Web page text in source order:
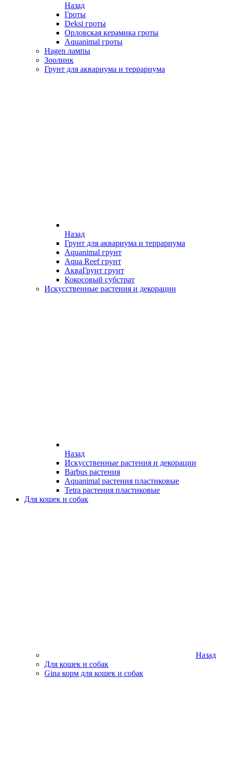
Назад
Гроты
Deksi гроты
Орловская керамика гроты
Aquanimal гроты
Hagen лампы
Зоолинк
Грунт для аквариума и террариума
Назад
Грунт для аквариума и террариума
Aquanimal грунт
Aqua Reef грунт
АкваГрунт грунт
Кокосовый субстрат
Искусственные растения и декорации
Назад
Искусственные растения и декорации
Barbus растения
Aquanimal растения пластиковые
Tetra растения пластиковые
Для кошек и собак
Назад
Для кошек и собак
Gina корм для кошек и собак